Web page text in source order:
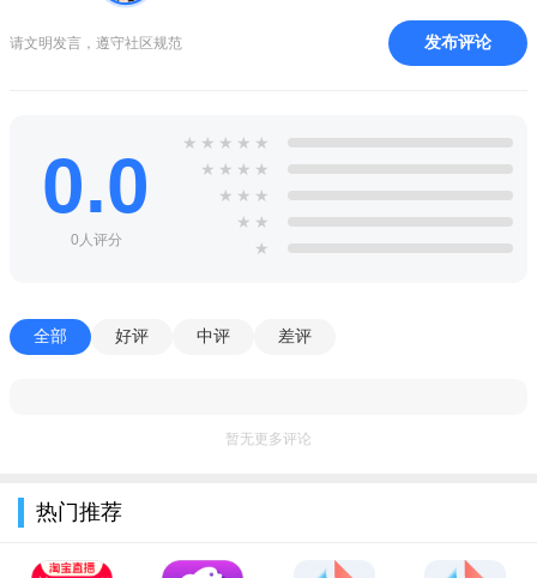
度，空气质量，风速等内容，可以直观地看到当前位置的气候版
块内容，由卫星实时传输数据提供。新知卫星云图app提供了非
新知卫星云图高清最新版测评
新知卫星云图app检测台风以及查看天气气象什么的比较方
便，掌握最新最全面的天气状况，随时都可以在线搜索，提供的
请文明发言，遵守社区规范 发布评论
0.0
0人评分
★ ★ ★ ★ ★
★ ★ ★ ★
★ ★ ★
★ ★
★
全部 好评 中评 差评
暂无更多评论
热门推荐